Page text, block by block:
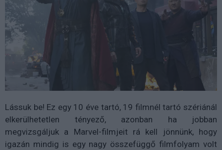
Lássuk be! Ez egy 10 éve tartó, 19 filmnél tartó szériánál
elkerülhetetlen tényező, azonban ha jobban
megvizsgáljuk a Marvel-filmjeit rá kell jönnünk, hogy
igazán mindig is egy nagy összefüggő filmfolyam volt